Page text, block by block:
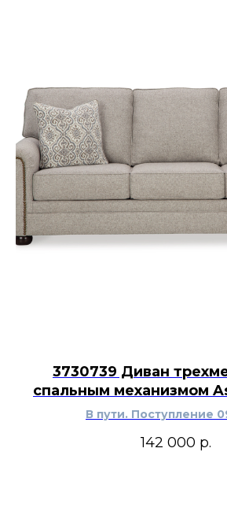
3730739 Диван
спальным механизмом
В пути. Поступление
142 000 р.